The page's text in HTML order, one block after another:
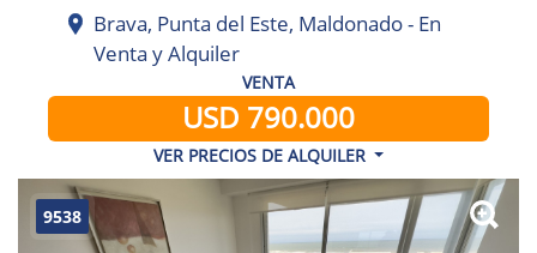
Brava, Punta del Este, Maldonado - En
Venta y Alquiler
VENTA
USD 790.000
VER PRECIOS DE ALQUILER
9538